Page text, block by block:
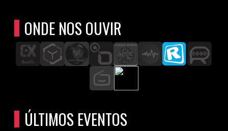
ONDE NOS OUVIR
ÚLTIMOS EVENTOS